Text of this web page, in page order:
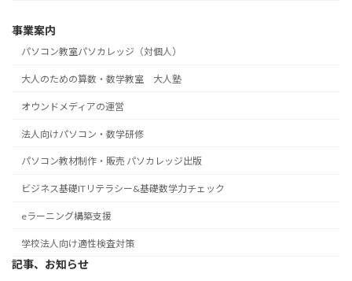
事業案内
パソコン教室パソカレッジ（対個人）
大人のための算数・数学教室 大人塾
オウンドメディアの運営
法人向けパソコン・数学研修
パソコン教材制作・販売 パソカレッジ出版
ビジネス基礎ITリテラシー&基礎数学力チェック
eラーニング構築支援
学校法人向け適性検査対策
記事、お知らせ